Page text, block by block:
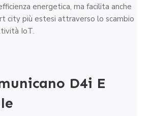
energetica, ma facilita anche
city più estesi attraverso lo scambio
IoT.
D4i E